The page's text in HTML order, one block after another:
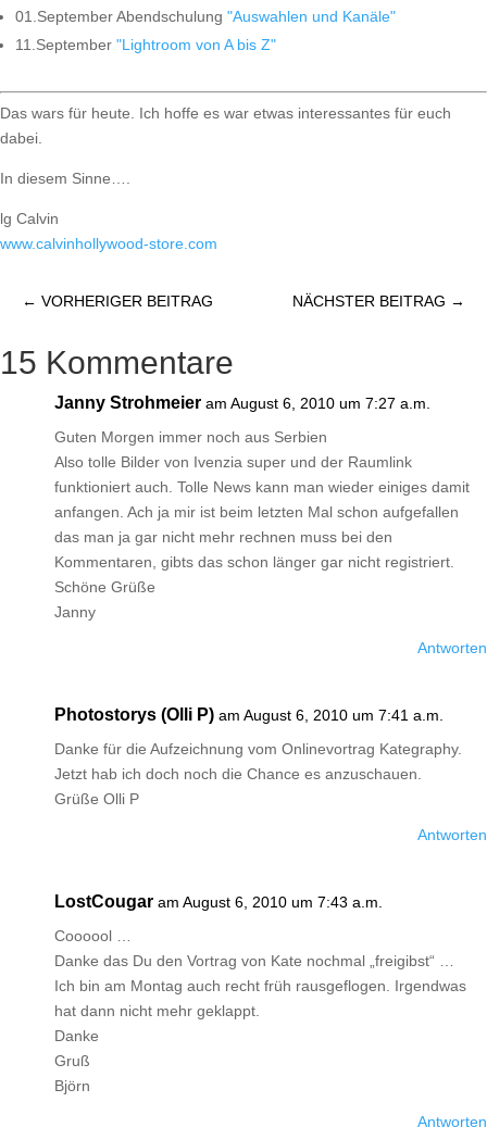
01.September Abendschulung "Auswahlen und Kanäle"
11.September "Lightroom von A bis Z"
Das wars für heute. Ich hoffe es war etwas interessantes für euch
dabei.
In diesem Sinne….
lg Calvin
www.calvinhollywood-store.com
← VORHERIGER BEITRAG NÄCHSTER BEITRAG →
15 Kommentare
Janny Strohmeier am August 6, 2010 um 7:27 a.m.
Guten Morgen immer noch aus Serbien
Also tolle Bilder von Ivenzia super und der Raumlink
funktioniert auch. Tolle News kann man wieder einiges damit
anfangen. Ach ja mir ist beim letzten Mal schon aufgefallen
das man ja gar nicht mehr rechnen muss bei den
Kommentaren, gibts das schon länger gar nicht registriert.
Schöne Grüße
Janny
Antworten
Photostorys (Olli P) am August 6, 2010 um 7:41 a.m.
Danke für die Aufzeichnung vom Onlinevortrag Kategraphy.
Jetzt hab ich doch noch die Chance es anzuschauen.
Grüße Olli P
Antworten
LostCougar am August 6, 2010 um 7:43 a.m.
Coooool …
Danke das Du den Vortrag von Kate nochmal „freigibst“ …
Ich bin am Montag auch recht früh rausgeflogen. Irgendwas
hat dann nicht mehr geklappt.
Danke
Gruß
Björn
Antworten